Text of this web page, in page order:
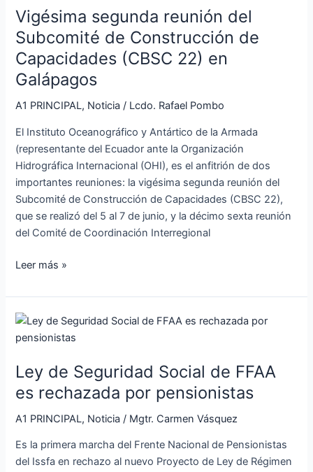
Vigésima segunda reunión del
Subcomité de Construcción de
Capacidades (CBSC 22) en
Galápagos
A1 PRINCIPAL, Noticia / Lcdo. Rafael Pombo
El Instituto Oceanográfico y Antártico de la Armada
(representante del Ecuador ante la Organización
Hidrográfica Internacional (OHI), es el anfitrión de dos
importantes reuniones: la vigésima segunda reunión del
Subcomité de Construcción de Capacidades (CBSC 22),
que se realizó del 5 al 7 de junio, y la décimo sexta reunión
del Comité de Coordinación Interregional
reunión
del
Subcomité
de
Construcción
de
(CBSC
22)
en
Galápagos
Leer más »
Ley de Seguridad Social de FFAA
es rechazada por pensionistas
A1 PRINCIPAL, Noticia / Mgtr. Carmen Vásquez
Es la primera marcha del Frente Nacional de Pensionistas
del Issfa en rechazo al nuevo Proyecto de Ley de Régimen
Ley
de
Social
de
es
rechazada
por